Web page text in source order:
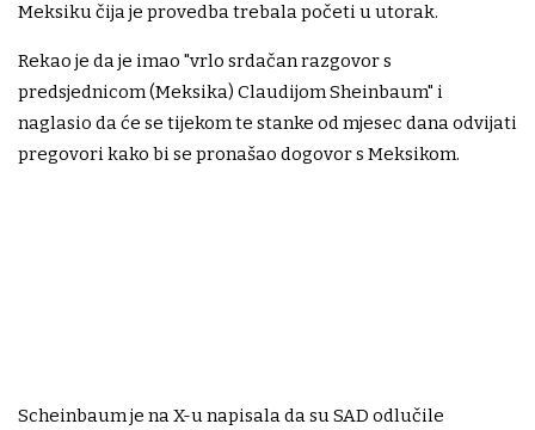
Meksiku čija je provedba trebala početi u utorak.
Rekao je da je imao "vrlo srdačan razgovor s
predsjednicom (Meksika) Claudijom Sheinbaum" i
naglasio da će se tijekom te stanke od mjesec dana odvijati
pregovori kako bi se pronašao dogovor s Meksikom.
Scheinbaum je na X-u napisala da su SAD odlučile